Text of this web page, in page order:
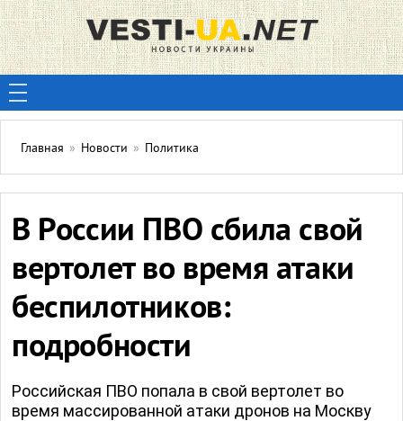
Главная » Новости » Политика
В России ПВО сбила свой
вертолет во время атаки
беспилотников:
подробности
Российская ПВО попала в свой вертолет во
время массированной атаки дронов на Москву